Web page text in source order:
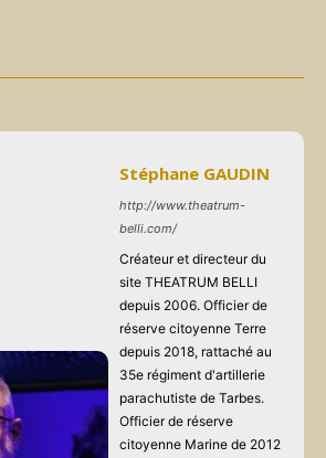
Stéphane GAUDIN
http://www.theatrum-
belli.com/
Créateur et directeur du
site THEATRUM BELLI
depuis 2006. Officier de
réserve citoyenne Terre
depuis 2018, rattaché au
35e régiment d'artillerie
parachutiste de Tarbes.
Officier de réserve
citoyenne Marine de 2012